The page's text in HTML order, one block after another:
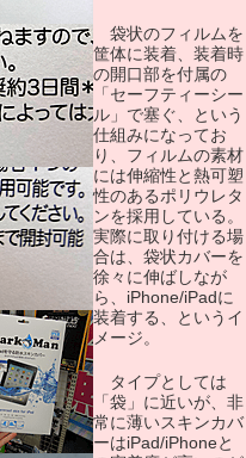
袋状のフィルムを
筐体に装着、装着時
の開口部を付属の
「セーフティーシー
ル」で塞ぐ、という
仕組みになってお
り、フィルムの素材
には伸縮性と熱可塑
性のあるポリウレタ
ンを採用している。
実際に取り付ける場
合は、袋状カバーを
徐々に伸ばしなが
ら、iPhone/iPadに
装着する、というイ
メージ。
タイプとしては
「袋」に近いが、非
常に薄いスキンカバ
ーはiPad/iPhoneと